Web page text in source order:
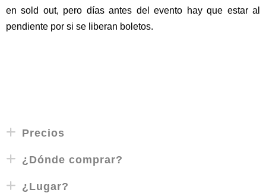
en sold out, pero días antes del evento hay que estar al
pendiente por si se liberan boletos.
Precios
¿Dónde comprar?
¿Lugar?